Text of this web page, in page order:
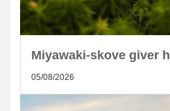
05/08/2026